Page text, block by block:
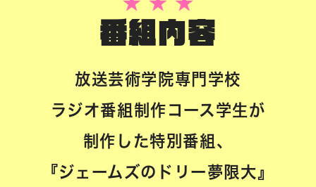
番組内容
放送芸術学院専門学校
ラジオ番組制作コース学生が
制作した特別番組、
『ジェームズのドリー夢限大』